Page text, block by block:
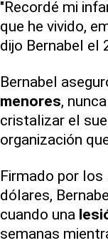
"Recordé mi
que he vivido,
dijo Bernabel el
Bernabel
menores,
cristalizar el
organización
Firmado por los
dólares,
cuando una
semanas